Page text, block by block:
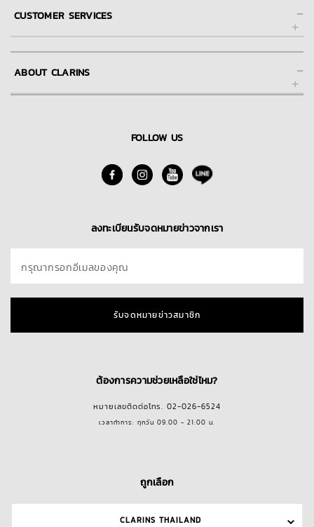
-
CUSTOMER SERVICES
FAQs คำถามที่พบบ่อย -
ABOUT CLARINS
FOLLOW US
ลงทะเบียนรับจดหมายข่าวจากเรา
กรุณากรอกอีเมลของคุณ
รับจดหมายข่าวสมาชิก
ต้องการความช่วยเหลือใช่ไหม?
หมายเลขติดต่อโทร. 02-026-6524
เวลาทำการ: ทุกวัน 09.00 - 21:00 น.
ถูกเลือก
CLARINS THAILAND